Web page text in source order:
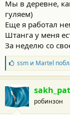
Мы в деревне,
гуляем)
Еще я работал
Штанга у меня
За неделю со
Б
л
а
г
о
д
а
ssmи Martel
робинзон